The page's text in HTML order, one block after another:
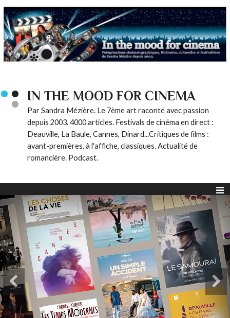
IN THE MOOD FOR CINEMA
Par Sandra Mézière. Le 7ème art raconté avec passion
depuis 2003. 4000 articles. Festivals de cinéma en direct :
Deauville, La Baule, Cannes, Dinard...Critiques de films :
avant-premières, à l'affiche, classiques. Actualité de
romancière. Podcast.